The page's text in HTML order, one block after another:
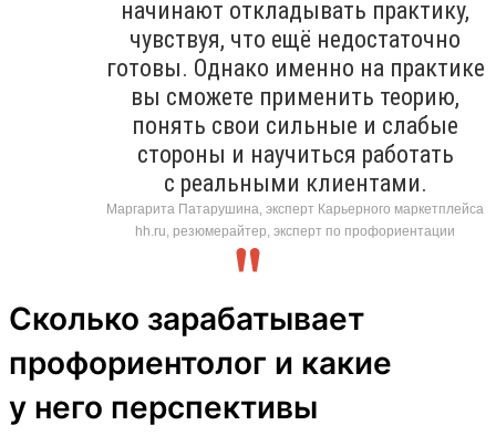
начинают откладывать практику,
чувствуя, что ещё недостаточно
готовы. Однако именно на практике
вы сможете применить теорию,
понять свои сильные и слабые
стороны и научиться работать
с реальными клиентами.
Маргарита Патарушина, эксперт Карьерного маркетплейса
hh.ru, резюмерайтер, эксперт по профориентации
Сколько зарабатывает
профориентолог и какие
у него перспективы